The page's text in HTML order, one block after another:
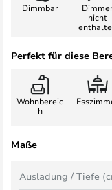
Dimmbar
nicht
Perfekt für diese
Wohnbereic
h
Maße
Ausladung / Tiefe